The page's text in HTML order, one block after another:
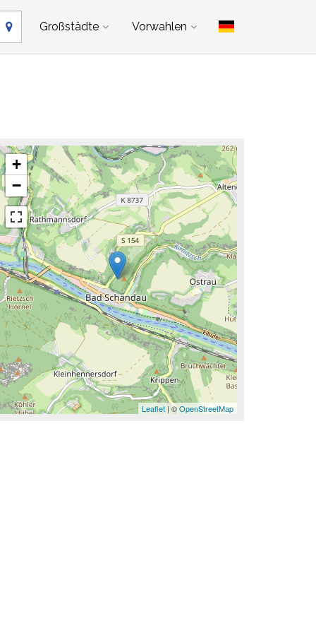
Großstädte Vorwahlen
+
−
Leaflet | ©OpenStreetMap